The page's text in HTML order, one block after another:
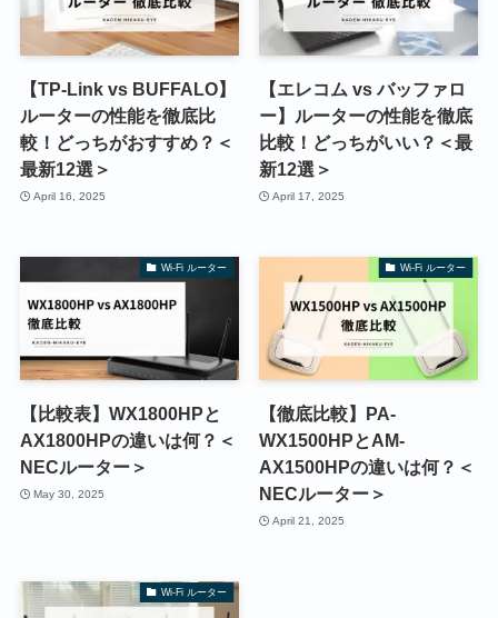
【TP-Link vs BUFFALO】
ルーターの性能を徹底比
較！どっちがおすすめ？＜
最新12選＞
April 16, 2025
【エレコム vs バッファロ
ー】ルーターの性能を徹底
比較！どっちがいい？＜最
新12選＞
April 17, 2025
Wi-Fi ルーター
【比較表】WX1800HPと
AX1800HPの違いは何？＜
NECルーター＞
May 30, 2025
Wi-Fi ルーター
【徹底比較】PA-
WX1500HPとAM-
AX1500HPの違いは何？＜
NECルーター＞
April 21, 2025
Wi-Fi ルーター